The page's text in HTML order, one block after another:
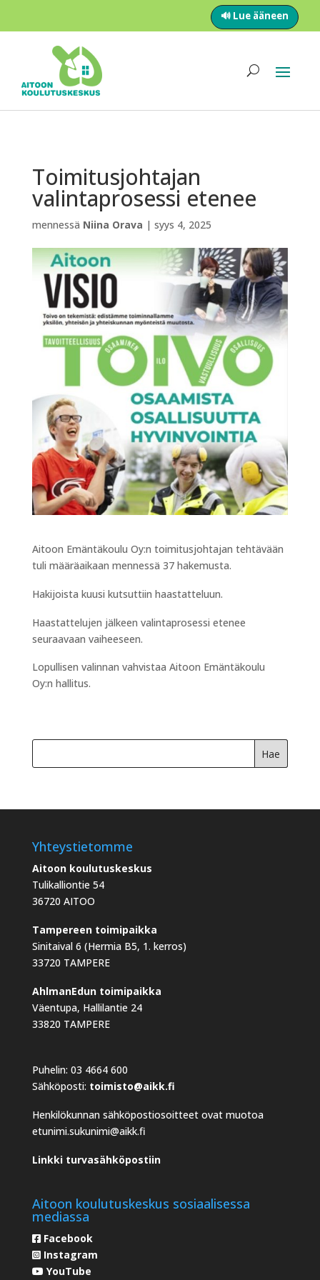
Toimitusjohtajan
valintaprosessi etenee
mennessä Niina Orava | syys 4, 2025
🔊 Lue ääneen
Aitoon Emäntäkoulu Oy:n toimitusjohtajan tehtävään
tuli määräaikaan mennessä 37 hakemusta.
Hakijoista kuusi kutsuttiin haastatteluun.
Haastattelujen jälkeen valintaprosessi etenee
seuraavaan vaiheeseen.
Lopullisen valinnan vahvistaa Aitoon Emäntäkoulu
Oy:n hallitus.
Yhteystietomme
Aitoon koulutuskeskus
Tulikalliontie 54
36720 AITOO
Tampereen toimipaikka
Sinitaival 6 (Hermia B5, 1. kerros)
33720 TAMPERE
AhlmanEdun toimipaikka
Väentupa, Hallilantie 24
33820 TAMPERE
Puhelin: 03 4664 600
Sähköposti: toimisto@aikk.fi
Henkilökunnan sähköpostiosoitteet ovat muotoa
etunimi.sukunimi@aikk.fi
Linkki turvasähköpostiin
Aitoon koulutuskeskus sosiaalisessa
mediassa
Facebook
Instagram
YouTube